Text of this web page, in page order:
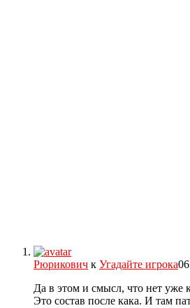
Рюрикович к Угадайте игрока
Да в этом и смысл, что нет уже
Это состав после кака. И там